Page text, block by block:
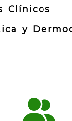
Clínicos
y